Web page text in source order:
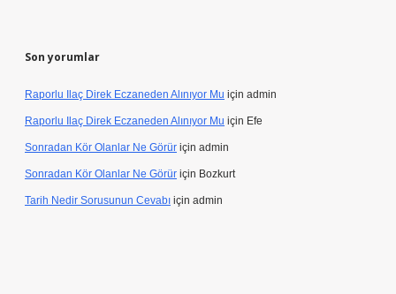
Son yorumlar
Raporlu Ilaç Direk Eczaneden Alınıyor Mu için admin
Raporlu Ilaç Direk Eczaneden Alınıyor Mu için Efe
Sonradan Kör Olanlar Ne Görür için admin
Sonradan Kör Olanlar Ne Görür için Bozkurt
Tarih Nedir Sorusunun Cevabı için admin